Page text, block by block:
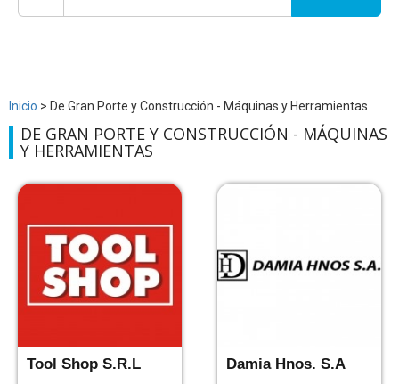
Inicio > De Gran Porte y Construcción - Máquinas y Herramientas
DE GRAN PORTE Y CONSTRUCCIÓN - MÁQUINAS
Y HERRAMIENTAS
Tool Shop S.R.L Damia Hnos. S.A